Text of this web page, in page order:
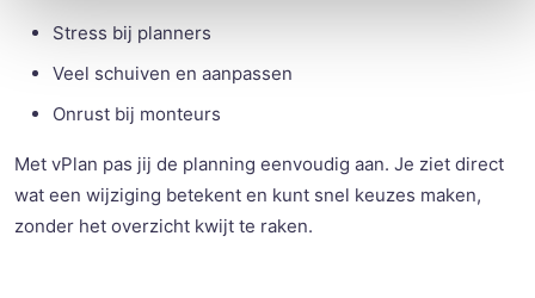
Stress bij planners
Veel schuiven en aanpassen
Onrust bij monteurs
Met vPlan pas jij de planning eenvoudig aan. Je ziet direct
wat een wijziging betekent en kunt snel keuzes maken,
zonder het overzicht kwijt te raken.